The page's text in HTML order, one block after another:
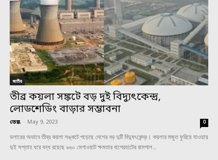
জাতীয়
তীব্র কয়লা সঙ্কটে বড় দুই বিদ্যুৎকেন্দ্র,
লোডশেডিং বাড়ার সম্ভাবনা
ডেস্ক - May 9, 2023 0
ডলারের অভাবে তীব্র কয়লা সঙ্কটে পড়েছে দেশের বড় দুটি বিদ্যুৎকেন্দ্র। কয়লার মজুত ফুরিয়ে যাওয়ায়
দুই সপ্তাহ ধরে বন্ধ রয়েছে ৬৬০ মেগাওয়াট ক্ষমতার বাগেরহাটের রামপাল...